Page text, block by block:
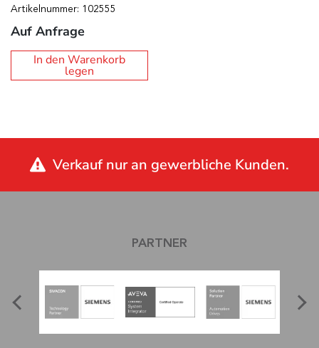
Artikelnummer: 102555
Auf Anfrage
In den Warenkorb
legen
Verkauf nur an gewerbliche Kunden.
PARTNER